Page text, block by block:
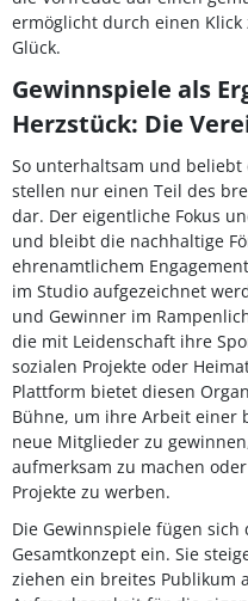
ermöglicht durch einen
Glück.
Gewinnspiele als
Herzstück: Die
So unterhaltsam und
stellen nur einen Teil des
dar. Der eigentliche Fokus
und bleibt die nachhaltige
ehrenamtlichem
im Studio aufgezeichnet
und Gewinner im
die mit Leidenschaft ihre
sozialen Projekte oder
Plattform bietet diesen
Bühne, um ihre Arbeit einer
neue Mitglieder zu
aufmerksam zu machen
Projekte zu werben.
Die Gewinnspiele fügen
Gesamtkonzept ein. Sie
ziehen ein breites Publikum